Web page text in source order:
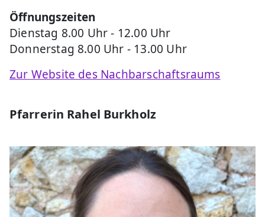
Öffnungszeiten
Dienstag 8.00 Uhr - 12.00 Uhr
Donnerstag 8.00 Uhr - 13.00 Uhr
Zur Website des Nachbarschaftsraums
Pfarrerin Rahel Burkholz